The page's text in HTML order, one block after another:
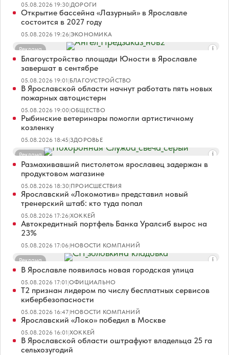
05.08.2026 19:30|ДОРОГИ
Открытие бассейна «Лазурный» в Ярославле
состоится в 2027 году
05.08.2026 19:26|ЭКОНОМИКА
Реклама
Благоустройство площади Юности в Ярославле
завершат в сентябре
05.08.2026 19:01|БЛАГОУСТРОЙСТВО
В Ярославской области начнут работать пять новых
пожарных автоцистерн
05.08.2026 19:00|ОБЩЕСТВО
Рыбинские ветеринары помогли артистичному
козленку
05.08.2026 18:45|ЗДОРОВЬЕ
Реклама
Размахивавший пистолетом ярославец задержан в
продуктовом магазине
05.08.2026 18:30|ПРОИСШЕСТВИЯ
Ярославский «Локомотив» представил новый
тренерский штаб: кто туда попал
05.08.2026 17:26|ХОККЕЙ
Автокредитный портфель Банка Уралсиб вырос на
23%
05.08.2026 17:06|НОВОСТИ КОМПАНИЙ
Реклама
В Ярославле появилась новая городская улица
05.08.2026 17:01|ОФИЦИАЛЬНО
Т2 признан лидером по числу бесплатных сервисов
кибербезопасности
05.08.2026 16:47|НОВОСТИ КОМПАНИЙ
Ярославский «Локо» победил в Москве
05.08.2026 16:01|ХОККЕЙ
В Ярославской области оштрафуют владельца 25 га
сельхозугодий